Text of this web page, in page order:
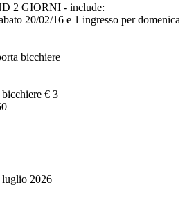
2 GIORNI - include:
20/02/16 e 1 ingresso per domenica
bicchiere
€ 3
luglio 2026